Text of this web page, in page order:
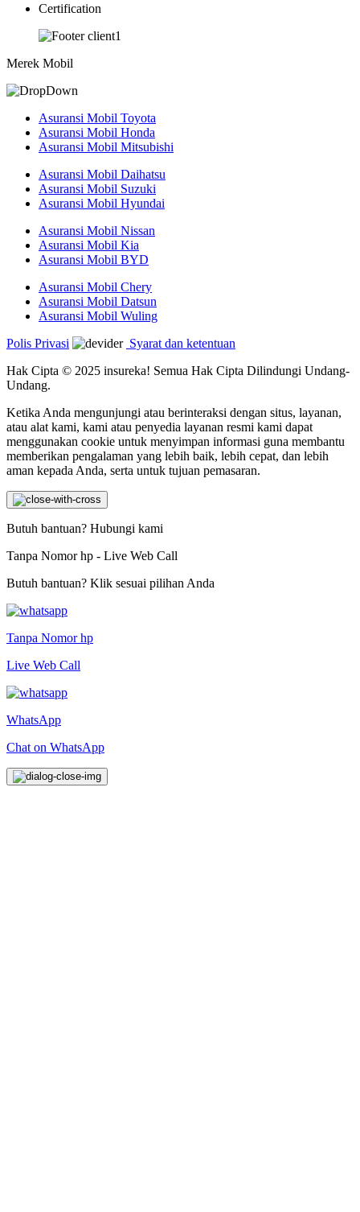
Certification
Merek Mobil
Asuransi Mobil Toyota
Asuransi Mobil Honda
Asuransi Mobil Mitsubishi
Asuransi Mobil Daihatsu
Asuransi Mobil Suzuki
Asuransi Mobil Hyundai
Asuransi Mobil Nissan
Asuransi Mobil Kia
Asuransi Mobil BYD
Asuransi Mobil Chery
Asuransi Mobil Datsun
Asuransi Mobil Wuling
Polis Privasi
Syarat dan ketentuan
Hak Cipta © 2025 insureka! Semua Hak Cipta Dilindungi Undang-
Undang.
Ketika Anda mengunjungi atau berinteraksi dengan situs, layanan,
atau alat kami, kami atau penyedia layanan resmi kami dapat
menggunakan cookie untuk menyimpan informasi guna membantu
memberikan pengalaman yang lebih baik, lebih cepat, dan lebih
aman kepada Anda, serta untuk tujuan pemasaran.
Butuh bantuan? Hubungi kami
Tanpa Nomor hp - Live Web Call
Butuh bantuan? Klik sesuai pilihan Anda
Tanpa Nomor hp
Live Web Call
WhatsApp
Chat on WhatsApp